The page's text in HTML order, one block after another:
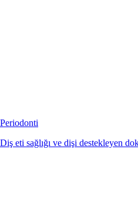
Periodonti
Diş eti sağlığı ve dişi destekleyen